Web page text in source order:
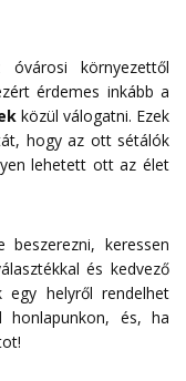
környezettől
érdemes inkább a
közül válogatni. Ezek
hogy az ott sétálók
lehetett ott az élet
beszerezni, keressen
és kedvező
egy helyről rendelhet
honlapunkon, és, ha
!